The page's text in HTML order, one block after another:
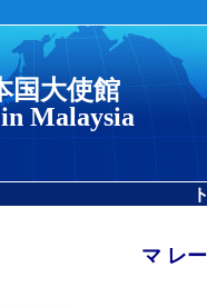
国大使館
Malaysia
マ レ